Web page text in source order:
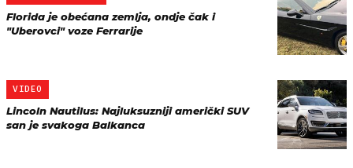
Florida je obećana zemlja, ondje čak i
"Uberovci" voze Ferrarije
VIDEO
Lincoln Nautilus: Najluksuzniji američki SUV
san je svakoga Balkanca